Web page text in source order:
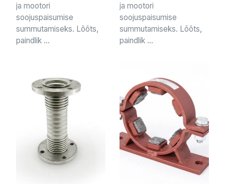
ja mootori
soojuspaisumise
summutamiseks. Lõõts,
paindlik ...
ja mootori
soojuspaisumise
summutamiseks. Lõõts,
paindlik ...